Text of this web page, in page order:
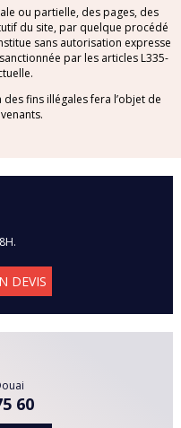
ou partielle, des pages, des
du site, par quelque procédé
sans autorisation expresse
par les articles L335-
fins illégales fera l’objet de
DEVIS
60